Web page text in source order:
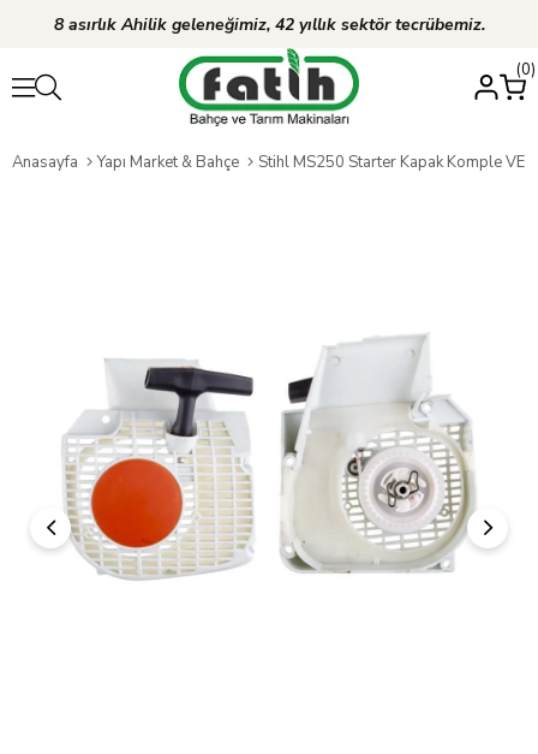
8 asırlık Ahilik geleneğimiz, 42 yıllık sektör tecrübemiz.
0
Anasayfa Yapı Market & Bahçe Stihl MS250 Starter Kapak Komple